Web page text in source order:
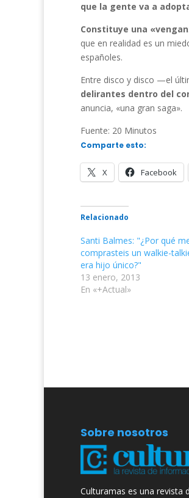
que la gente va a
Constituye una
que en realidad es un
españoles.
Entre disco y disco —el
delirantes dentro del
anuncia, «una gran saga».
Fuente: 20 Minutos
Comparte esto:
X Facebook
Relacionado
Santi Balmes: "¿Por qué
comprasteis un walkie-
era hijo único?"
13 enero, 2013
En «+Actual»
Sobre nosotros
Culturamas es una revista